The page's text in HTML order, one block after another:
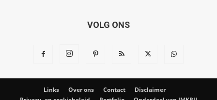
VOLG ONS
Links Over ons Contact
Disclaimer